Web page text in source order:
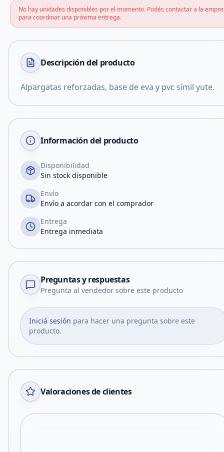
No hay unidades disponibles por el momento. Podés contactar a la
para coordinar una próxima entrega.
Descripción del producto
Alpargatas reforzadas, base de eva y pvc símil yute.
Información del producto
Disponibilidad
Sin stock disponible
Envío
Envío a acordar con el comprador
Entrega
Entrega inmediata
Preguntas y respuestas
Pregunta al vendedor sobre este producto
Iniciá sesión para hacer una pregunta sobre este
producto.
Valoraciones de clientes